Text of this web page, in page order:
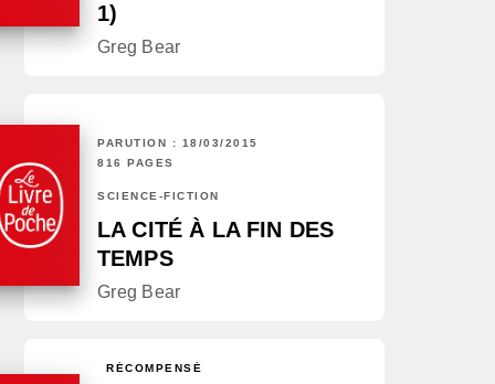
1)
Greg Bear
PARUTION : 18/03/2015
816 PAGES
SCIENCE-FICTION
LA CITÉ À LA FIN DES
TEMPS
Greg Bear
RÉCOMPENSÉ